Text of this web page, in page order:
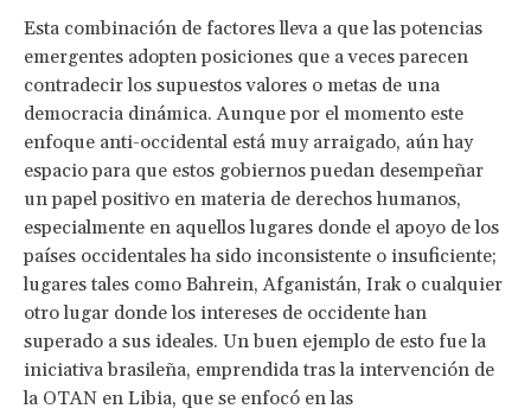
Esta combinación de factores lleva a que las potencias
emergentes adopten posiciones que a veces parecen
contradecir los supuestos valores o metas de una
democracia dinámica. Aunque por el momento este
enfoque anti-occidental está muy arraigado, aún hay
espacio para que estos gobiernos puedan desempeñar
un papel positivo en materia de derechos humanos,
especialmente en aquellos lugares donde el apoyo de los
países occidentales ha sido inconsistente o insuficiente;
lugares tales como Bahrein, Afganistán, Irak o cualquier
otro lugar donde los intereses de occidente han
superado a sus ideales. Un buen ejemplo de esto fue la
iniciativa brasileña, emprendida tras la intervención de
la OTAN en Libia, que se enfocó en las